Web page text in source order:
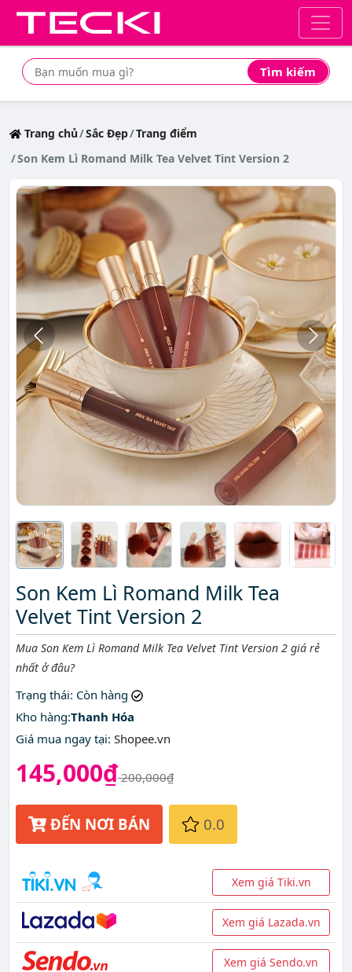
Tìm kiếm
Tìm mua sản phẩm giá rẻ nhất
Trang chủ Sắc Đẹp Trang điểm
Son Kem Lì Romand Milk Tea Velvet Tint Version 2
Son Kem Lì Romand Milk Tea
Velvet Tint Version 2
Mô tả ngắn
Mua Son Kem Lì Romand Milk Tea Velvet Tint Version 2 giá rẻ
nhất ở đâu?
Trạng thái: Còn hàng
Kho hàng:Thanh Hóa
Giá mua ngay tại: Shopee.vn
145,000₫200,000₫
ĐẾN NƠI BÁN 0.0
Xem giá Tiki.vn
Xem giá Lazada.vn
Xem giá Sendo.vn